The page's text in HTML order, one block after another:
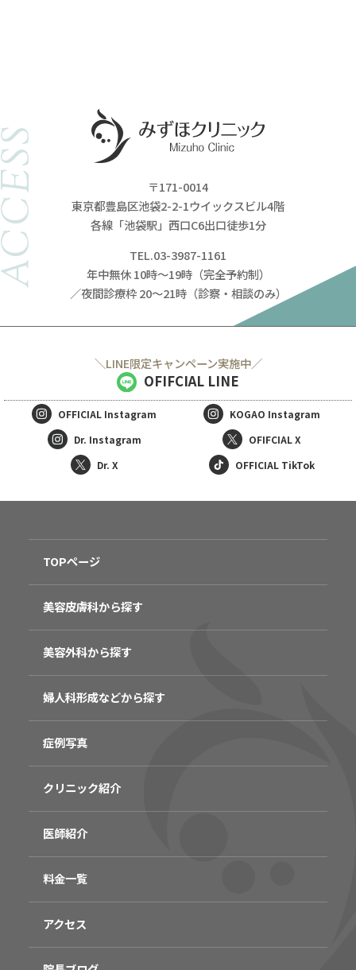
〒171-0014
東京都豊島区池袋2-2-1ウイックスビル4階
各線「池袋駅」西口C6出口徒歩1分
TEL.03-3987-1161
年中無休 10時～19時（完全予約制）
／夜間診療枠 20～21時（診察・相談のみ）
＼LINE限定キャンペーン実施中／
OFIFCIAL LINE
OFFICIAL Instagram KOGAO Instagram
Dr. Instagram
OFIFCIAL X
Dr. X
OFFICIAL TikTok
TOPページ
美容皮膚科から探す
美容外科から探す
婦人科形成などから探す
症例写真
クリニック紹介
医師紹介
料金一覧
アクセス